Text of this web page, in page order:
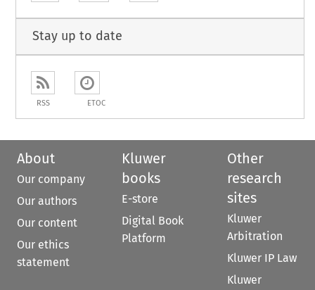
Stay up to date
RSS ETOC
About
Our company
Our authors
Our content
Our ethics
statement
Kluwer
books
E-store
Digital Book
Platform
Other
research
sites
Kluwer
Arbitration
Kluwer IP Law
Kluwer